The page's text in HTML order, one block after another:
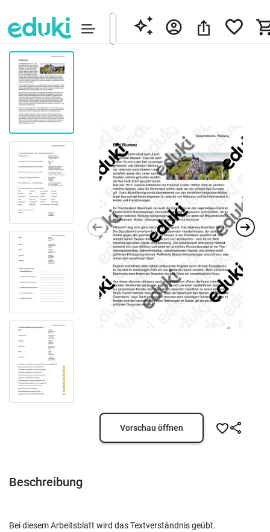
Vorschau öffnen
Beschreibung
Bei diesem Arbeitsblatt wird das Textverständnis geübt.